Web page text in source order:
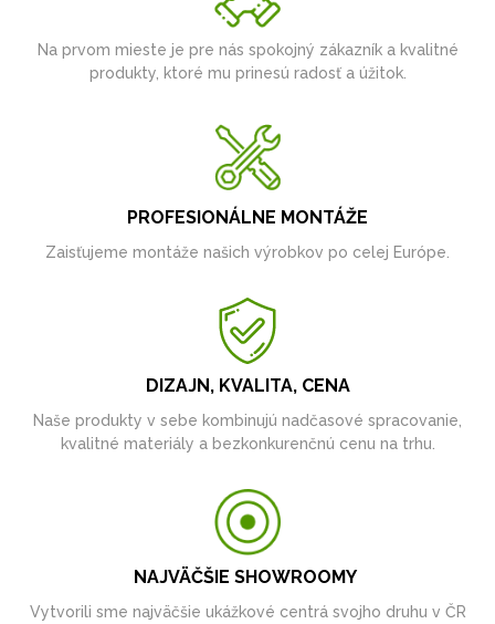
Na prvom mieste je pre nás spokojný zákazník a kvalitné
produkty, ktoré mu prinesú radosť a úžitok.
PROFESIONÁLNE MONTÁŽE
Zaisťujeme montáže našich výrobkov po celej Európe.
DIZAJN, KVALITA, CENA
Naše produkty v sebe kombinujú nadčasové spracovanie,
kvalitné materiály a bezkonkurenčnú cenu na trhu.
NAJVÄČŠIE SHOWROOMY
Vytvorili sme najväčšie ukážkové centrá svojho druhu v ČR